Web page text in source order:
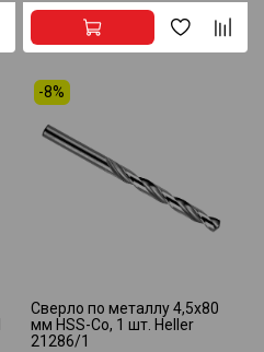
-8%
Сверло по металлу 4,5х80
мм HSS-Co, 1 шт. Heller
21286/1